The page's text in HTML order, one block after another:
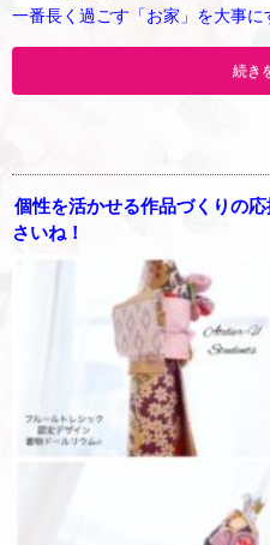
一番長く過ごす「お家」を大事
続き
個性を活かせる作品づくりの
さいね！